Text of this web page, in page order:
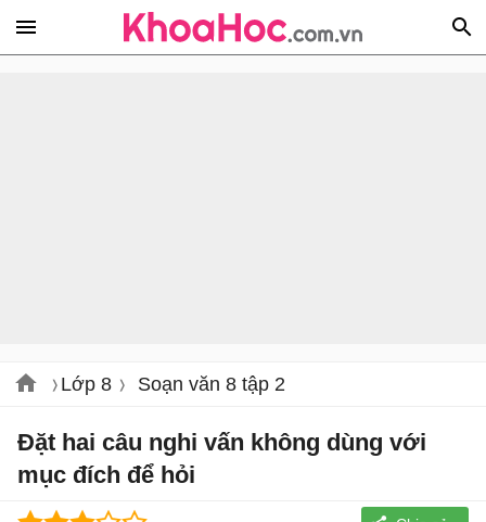
Lớp 8 Soạn văn 8 tập 2
Đặt hai câu nghi vấn không dùng với
mục đích để hỏi